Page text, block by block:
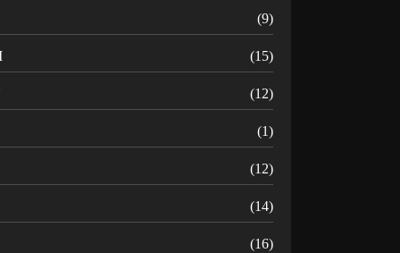
(9)
(15)
(12)
(1)
(12)
(14)
(16)